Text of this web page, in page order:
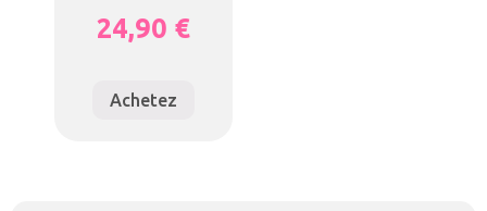
24,90 €
Achetez